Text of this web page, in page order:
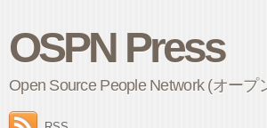
OSPN Press
Open Source People Network (オー